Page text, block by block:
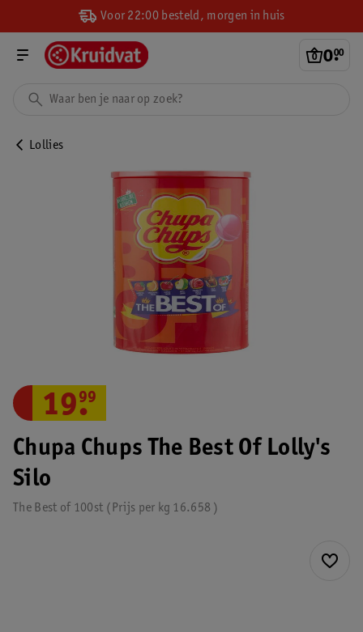
Voor 22:00 besteld, morgen in huis
0.
00
Lollies
Chupa Chups The Best Of Lolly's
Silo
The Best of 100st 16.658
Prijs per kg
19.
99